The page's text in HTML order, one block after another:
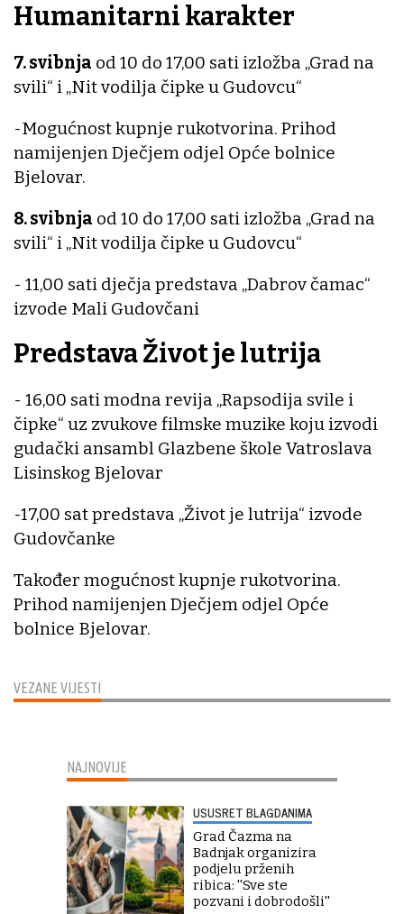
VEZANE VIJESTI
Humanitarni karakter
7. svibnja od 10 do 17,00 sati izložba „Grad na
svili“ i „Nit vodilja čipke u Gudovcu“
-Mogućnost kupnje rukotvorina. Prihod
namijenjen Dječjem odjel Opće bolnice
Bjelovar.
8. svibnja od 10 do 17,00 sati izložba „Grad na
svili“ i „Nit vodilja čipke u Gudovcu“
- 11,00 sati dječja predstava „Dabrov čamac“
izvode Mali Gudovčani
Predstava Život je lutrija
- 16,00 sati modna revija „Rapsodija svile i
čipke“ uz zvukove filmske muzike koju izvodi
gudački ansambl Glazbene škole Vatroslava
Lisinskog Bjelovar
-17,00 sat predstava „Život je lutrija“ izvode
Gudovčanke
Također mogućnost kupnje rukotvorina.
Prihod namijenjen Dječjem odjel Opće
bolnice Bjelovar.
NAJNOVIJE
USUSRET BLAGDANIMA
Grad Čazma na
Badnjak organizira
podjelu prženih
ribica: ''Sve ste
pozvani i dobrodošli''